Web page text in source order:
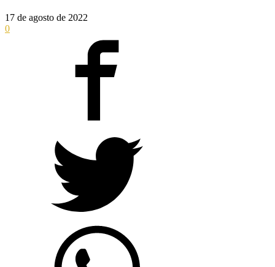
17 de agosto de 2022
0